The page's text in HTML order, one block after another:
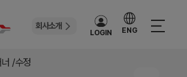
회사소개
LOGIN ENG